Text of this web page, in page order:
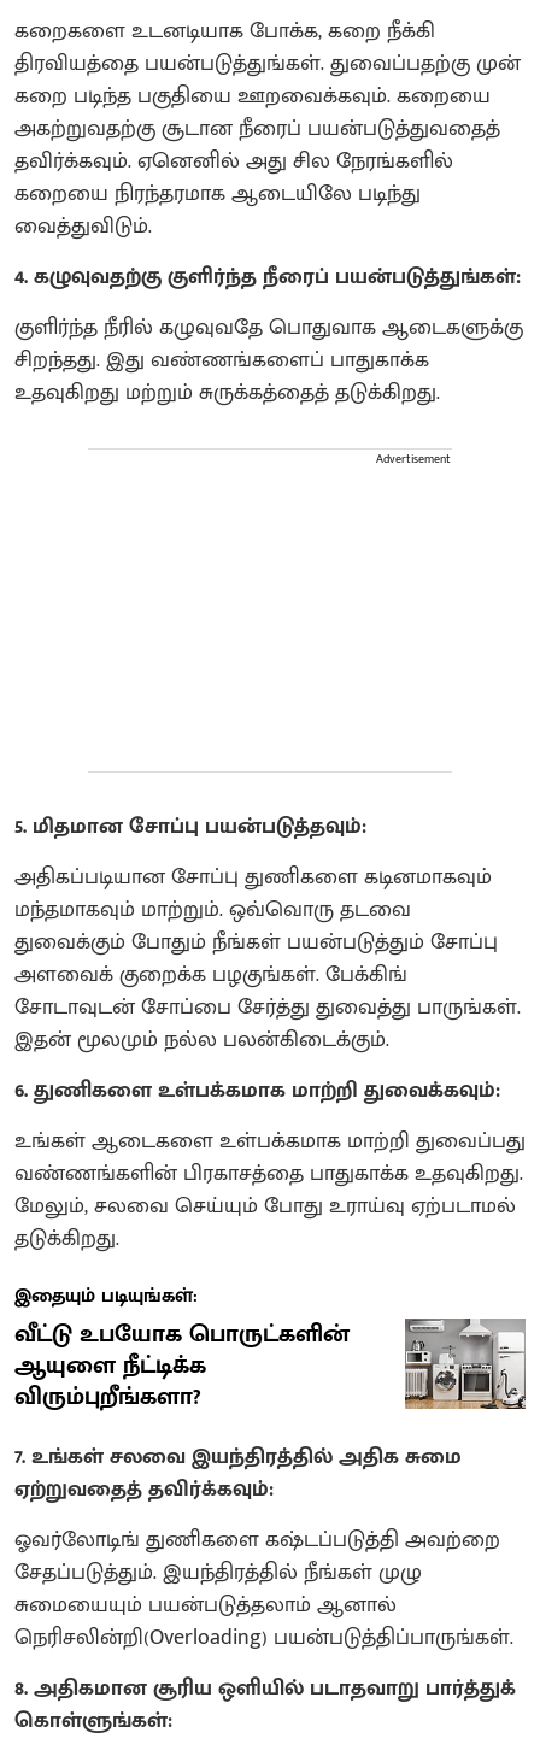
கறைகளை உடனடியாக போக்க, கறை நீக்கி
திரவியத்தை பயன்படுத்துங்கள். துவைப்பதற்கு முன்
கறை படிந்த பகுதியை ஊறவைக்கவும். கறையை
அகற்றுவதற்கு சூடான நீரைப் பயன்படுத்துவதைத்
தவிர்க்கவும். ஏனெனில் அது சில நேரங்களில்
கறையை நிரந்தரமாக ஆடையிலே படிந்து
வைத்துவிடும்.
4. கழுவுவதற்கு குளிர்ந்த நீரைப் பயன்படுத்துங்கள்:
குளிர்ந்த நீரில் கழுவுவதே பொதுவாக ஆடைகளுக்கு
சிறந்தது. இது வண்ணங்களைப் பாதுகாக்க
உதவுகிறது மற்றும் சுருக்கத்தைத் தடுக்கிறது.
Advertisement
5. மிதமான சோப்பு பயன்படுத்தவும்:
அதிகப்படியான சோப்பு துணிகளை கடினமாகவும்
மந்தமாகவும் மாற்றும். ஒவ்வொரு தடவை
துவைக்கும் போதும் நீங்கள் பயன்படுத்தும் சோப்பு
அளவைக் குறைக்க பழகுங்கள். பேக்கிங்
சோடாவுடன் சோப்பை சேர்த்து துவைத்து பாருங்கள்.
இதன் மூலமும் நல்ல பலன்கிடைக்கும்.
6. துணிகளை உள்பக்கமாக மாற்றி துவைக்கவும்:
உங்கள் ஆடைகளை உள்பக்கமாக மாற்றி துவைப்பது
வண்ணங்களின் பிரகாசத்தை பாதுகாக்க உதவுகிறது.
மேலும், சலவை செய்யும் போது உராய்வு ஏற்படாமல்
தடுக்கிறது.
இதையும் படியுங்கள்:
வீட்டு உபயோக பொருட்களின்
ஆயுளை நீட்டிக்க
விரும்புறீங்களா?
7. உங்கள் சலவை இயந்திரத்தில் அதிக சுமை
ஏற்றுவதைத் தவிர்க்கவும்:
ஓவர்லோடிங் துணிகளை கஷ்டப்படுத்தி அவற்றை
சேதப்படுத்தும். இயந்திரத்தில் நீங்கள் முழு
சுமையையும் பயன்படுத்தலாம் ஆனால்
நெரிசலின்றி(Overloading) பயன்படுத்திப்பாருங்கள்.
8. அதிகமான சூரிய ஒளியில் படாதவாறு பார்த்துக்
கொள்ளுங்கள்: